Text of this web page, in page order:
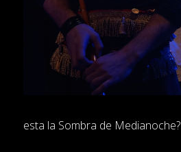
esta la Sombra de Medianoche?